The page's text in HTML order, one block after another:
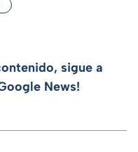
sigue a
News!